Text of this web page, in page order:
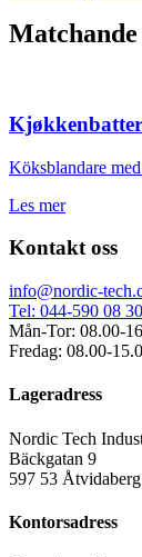
Köksblandare
Les mer
Kontakt oss
info@nordic-
Tel: 044-590 08 30
Mån-Tor: 08.00-
Fredag: 08.00-
Lageradress
Nordic Tech
Bäckgatan 9
597 53 Åtvidaberg
Kontorsadress